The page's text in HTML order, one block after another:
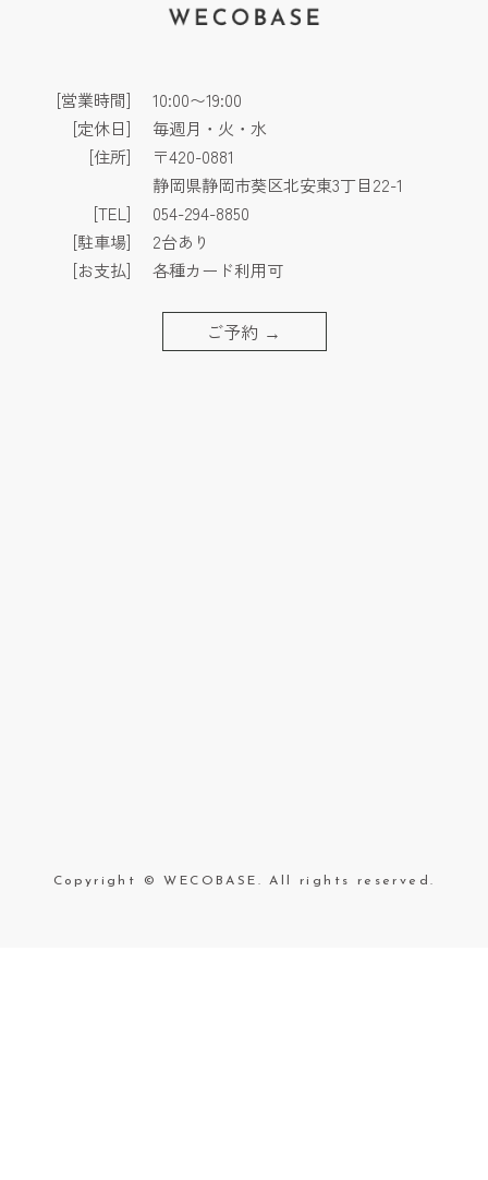
[営業時間]
10:00〜19:00
[定休日]
毎週月・火・水
[住所]
〒420-0881
静岡県静岡市葵区北安東3丁目22-1
[TEL]
054-294-8850
[駐車場]
2台あり
[お支払]
各種カード利用可
ご予約 →
Copyright © WECOBASE. All rights reserved.